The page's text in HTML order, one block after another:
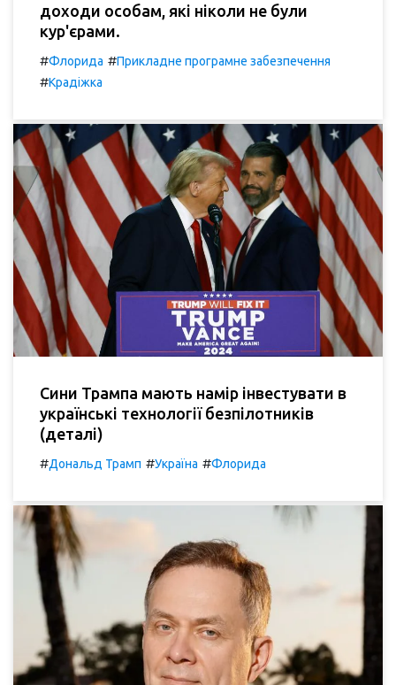
доходи особам, які ніколи не були
кур'єрами.
#Флорида #Прикладне програмне забезпечення
#Крадіжка
Сини Трампа мають намір інвестувати в
українські технології безпілотників
(деталі)
#Дональд Трамп #Україна #Флорида